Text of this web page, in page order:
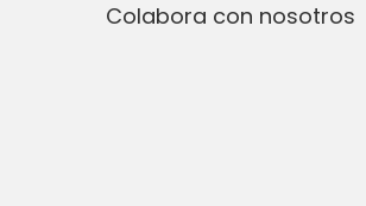
Colabora con nosotros